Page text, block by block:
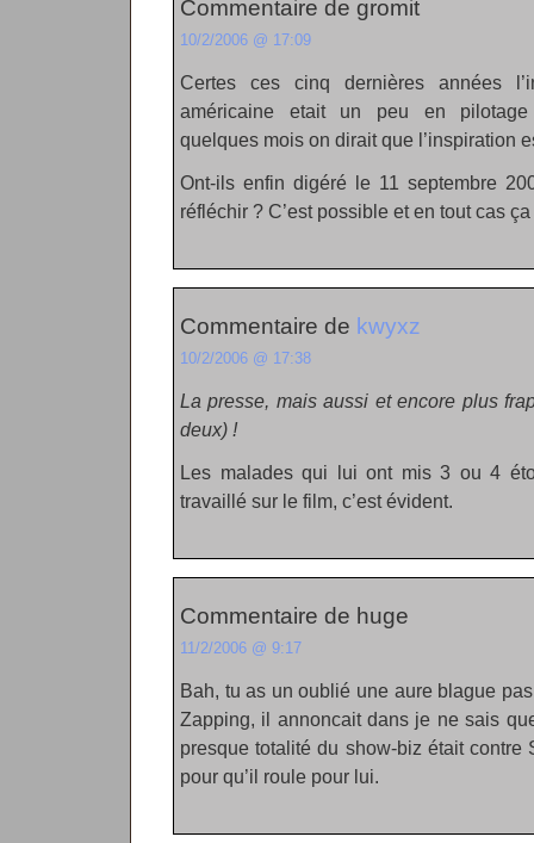
Commentaire de gromit
10/2/2006 @ 17:09
Certes ces cinq dernières années
américaine etait un peu en pilotage
quelques mois on dirait que l’inspiration
Ont-ils enfin digéré le 11 septembre
réfléchir ? C’est possible et en tout cas
Commentaire de kwyxz
10/2/2006 @ 17:38
La presse, mais aussi et encore plus
deux) !
Les malades qui lui ont mis 3 ou 4
travaillé sur le film, c’est évident.
Commentaire de huge
11/2/2006 @ 9:17
Bah, tu as un oublié une aure blague
Zapping, il annoncait dans je ne sais
presque totalité du show-biz était contre
pour qu’il roule pour lui.